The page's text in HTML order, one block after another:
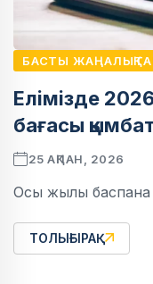
БАСТЫ
Елімізде
бағасы
25 АҚПАН, 2026
Осы жылы баспана
ТОЛЫҒЫРАҚ